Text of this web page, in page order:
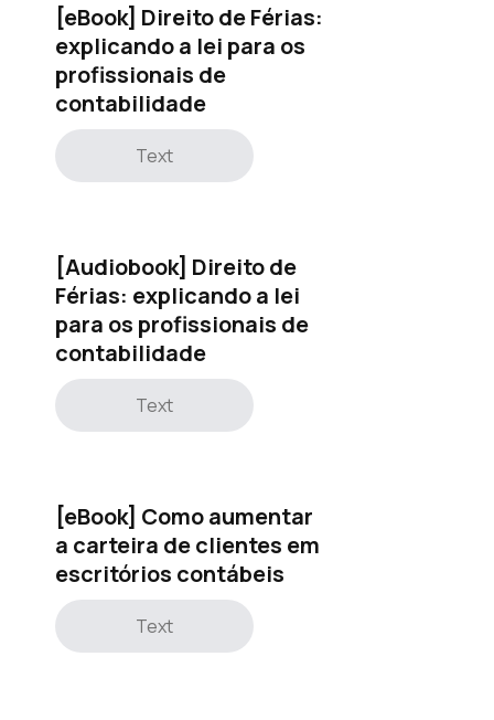
[eBook] Direito de Férias:
explicando a lei para os
profissionais de
contabilidade
Text
[Audiobook] Direito de
Férias: explicando a lei
para os profissionais de
contabilidade
Text
[eBook] Como aumentar
a carteira de clientes em
escritórios contábeis
Text